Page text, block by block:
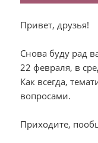
Привет, друзья!
Снова буду рад
22 февраля, в
Как всегда,
вопросами.
Приходите,